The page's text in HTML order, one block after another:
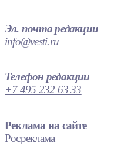
Эл. почта редакции
info@vesti.ru
Телефон редакции
+7 495 232 63 33
Реклама на сайте
Росреклама